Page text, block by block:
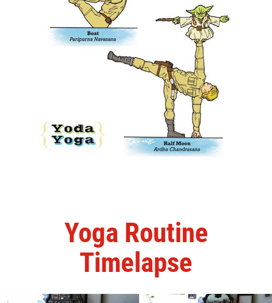
Yoga Routine
Timelapse